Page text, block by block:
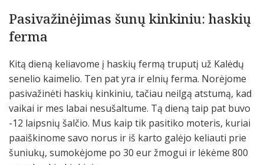
Pasivažinėjimas šunų kinkiniu: haskių
ferma
Kitą dieną keliavome į haskių fermą truputį už Kalėdų
senelio kaimelio. Ten pat yra ir elnių ferma. Norėjome
pasivažinėti haskių kinkiniu, tačiau neilgą atstumą, kad
vaikai ir mes labai nesušaltume. Tą dieną taip pat buvo
-12 laipsnių šalčio. Mus kaip tik pasitiko moteris, kuriai
paaiškinome savo norus ir iš karto galėjo keliauti prie
šuniukų, sumokėjome po 30 eur žmogui ir lėkėme 800